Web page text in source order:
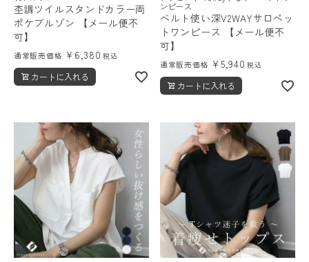
杢調ツイルスタンドカラー両
ポケブルゾン 【メール便不
可】
通常販売価格 ¥ 6,380 税込
カートに入れる
ンピース
ベルト使い深V2WAYサロペッ
トワンピース 【メール便不
可】
通常販売価格 ¥ 5,940 税込
カートに入れる